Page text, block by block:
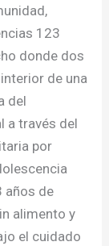
123
donde dos
de una
del
a través del
por
años de
alimento y
el cuidado